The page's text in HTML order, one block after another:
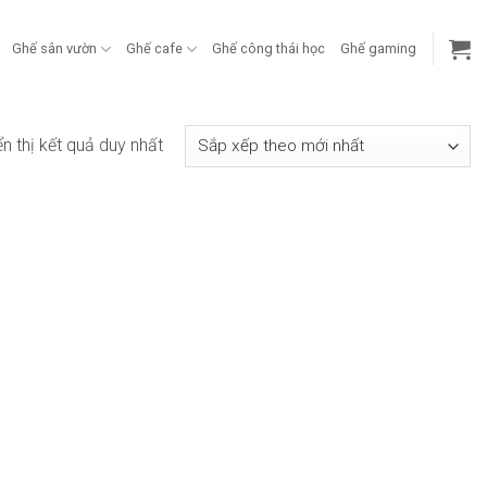
Ghế sân vườn Ghế cafe Ghế công thái học Ghế gaming
thị kết quả duy nhất